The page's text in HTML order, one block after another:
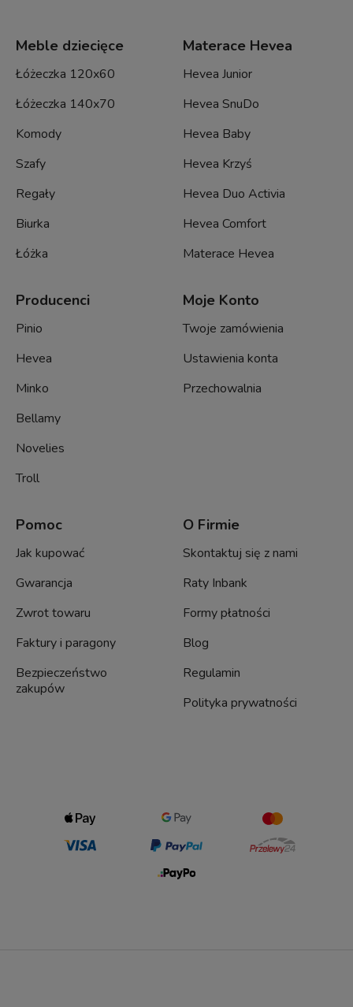
Meble dziecięce
Łóżeczka 120x60
Łóżeczka 140x70
Komody
Szafy
Regały
Biurka
Łóżka
Materace Hevea
Hevea Junior
Hevea SnuDo
Hevea Baby
Hevea Krzyś
Hevea Duo Activia
Hevea Comfort
Materace Hevea
Producenci
Pinio
Hevea
Minko
Bellamy
Novelies
Troll
Moje Konto
Twoje zamówienia
Ustawienia konta
Przechowalnia
Pomoc
Jak kupować
Gwarancja
Zwrot towaru
Faktury i paragony
Bezpieczeństwo
zakupów
O Firmie
Skontaktuj się z nami
Raty Inbank
Formy płatności
Blog
Regulamin
Polityka prywatności